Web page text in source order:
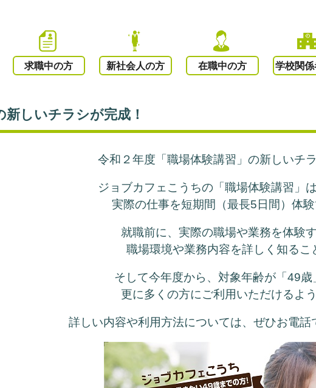
求職中の方 新社会人の方 在職中の方 学校関
新しいチラシが完成！
令和２年度「職場体験講習」の新しいチ
ジョブカフェこうちの「職場体験講習」は
実際の仕事を短期間（最長5日間）体験
就職前に、実際の職場や業務を体験
職場環境や業務内容を詳しく知るこ
そして今年度から、対象年齢が「49歳
更に多くの方にご利用いただけるよ
詳しい内容や利用方法については、ぜひお電話